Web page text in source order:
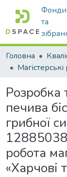
Фонди
та
Головна
Розробка
печива
грибної
робота
«Харчові